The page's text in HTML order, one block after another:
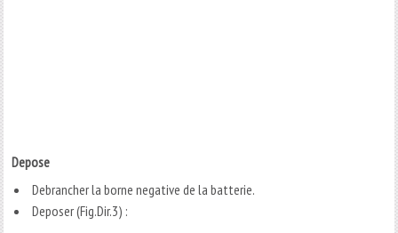
Depose
Debrancher la borne negative de la batterie.
Deposer (Fig.Dir.3) :